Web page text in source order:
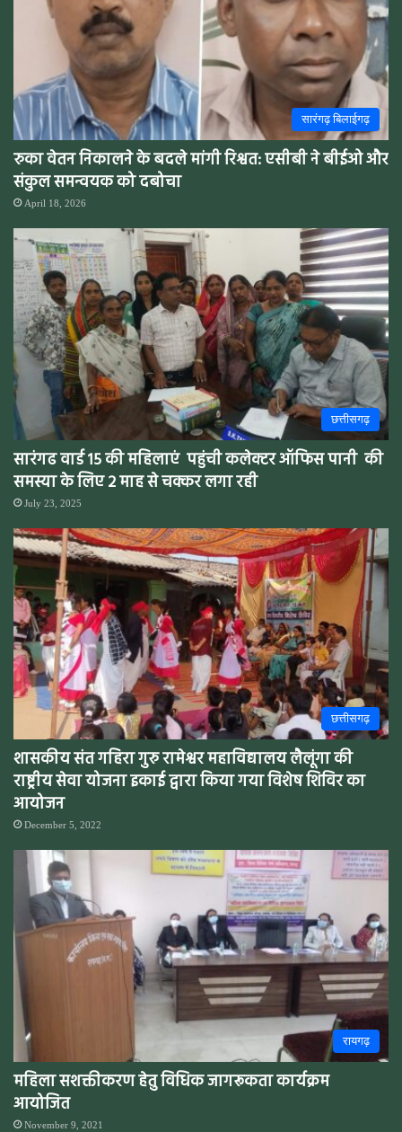
सारंगढ़ बिलाईगढ़
रुका वेतन निकालने के बदले मांगी रिश्वत: एसीबी ने बीईओ और
संकुल समन्वयक को दबोचा
April 18, 2026
छत्तीसगढ़
सारंगढ वार्ड 15 की महिलाएं पहुंची कलेक्टर ऑफिस पानी की
समस्या के लिए 2 माह से चक्कर लगा रही
July 23, 2025
छत्तीसगढ़
शासकीय संत गहिरा गुरु रामेश्वर महाविद्यालय लैलूंगा की
राष्ट्रीय सेवा योजना इकाई द्वारा किया गया विशेष शिविर का
आयोजन
December 5, 2022
रायगढ़
महिला सशक्तीकरण हेतु विधिक जागरूकता कार्यक्रम
आयोजित
November 9, 2021